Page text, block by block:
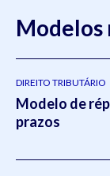
Modelos
DIREITO TRIBUTÁRIO
Modelo de
prazos